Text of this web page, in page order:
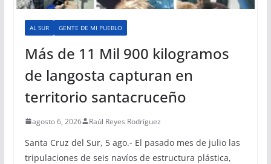
AL SUR GENTE DE MI PUEBLO
Más de 11 Mil 900 kilogramos
de langosta capturan en
territorio santacruceño
agosto 6, 2026 Raúl Reyes Rodríguez
Santa Cruz del Sur, 5 ago.- El pasado mes de julio las
tripulaciones de seis navíos de estructura plástica,